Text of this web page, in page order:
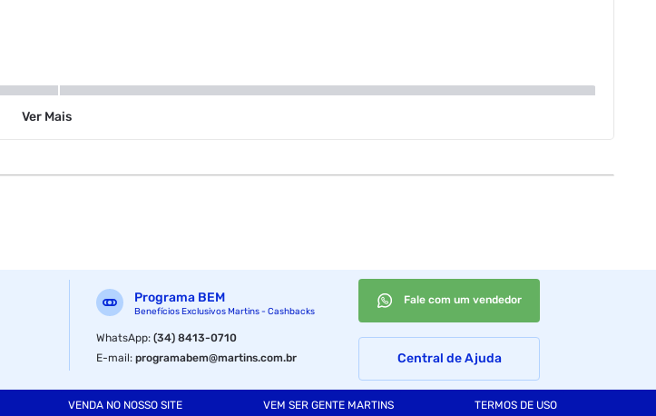
Ver Mais
Programa BEM
Benefícios Exclusivos Martins - Cashbacks
WhatsApp:(34) 8413-0710
E-mail:programabem@martins.com.br
Fale com um vendedor
Central de Ajuda
VENDA NO NOSSO SITE VEM SER GENTE MARTINS TERMOS DE USO